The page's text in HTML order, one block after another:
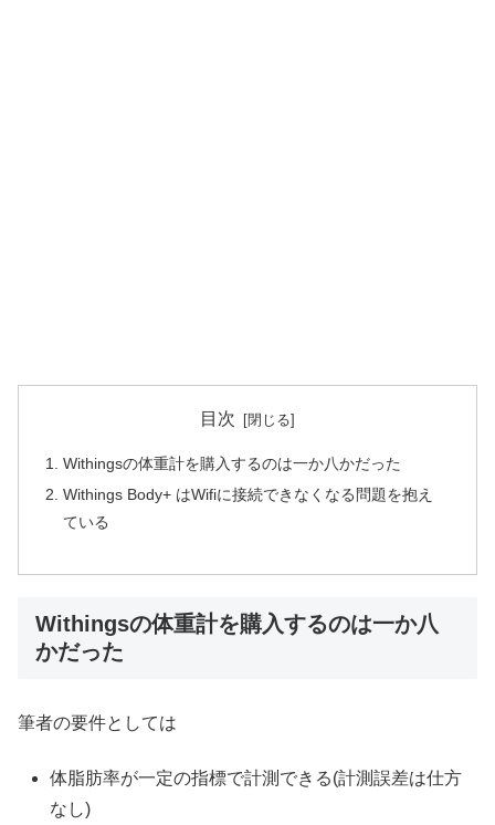
目次
Withingsの体重計を購入するのは一か八かだった
Withings Body+ はWifiに接続できなくなる問題を抱え
ている
Withingsの体重計を購入するのは一か八
かだった
筆者の要件としては
体脂肪率が一定の指標で計測できる(計測誤差は仕方
なし)